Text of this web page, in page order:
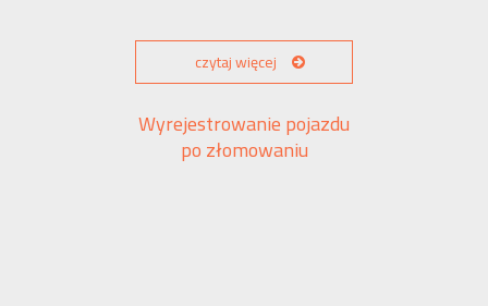
czytaj więcej
Wyrejestrowanie pojazdu
po złomowaniu